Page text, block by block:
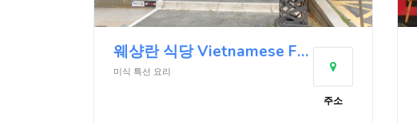
웨샹란 식당 Vietnamese Fusion Cuisine
미식 특선 요리
주소